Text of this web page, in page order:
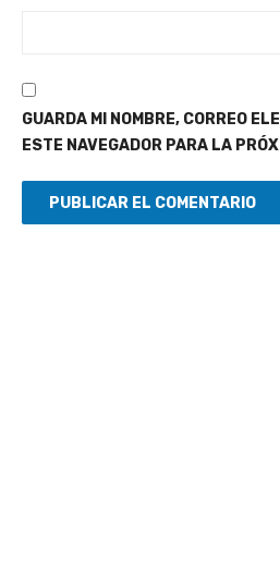
GUARDA MI NOMBRE, CORREO
ESTE NAVEGADOR PARA LA